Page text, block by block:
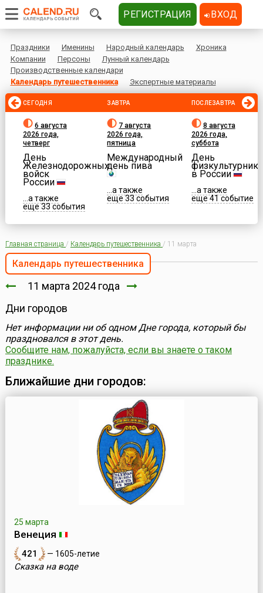
Праздники Именины Народный календарь
Хроника
Компании
Персоны
Лунный календарь
Производственные календари
Календарь путешественника
Экспертные материалы
СЕГОДНЯ
6 августа
2026 года,
четверг
День
Железнодорожных
войск
России
...а также
еще 33 события
ЗАВТРА
7 августа
2026 года,
пятница
Международный
день пива
...а также
еще 33 события
ПОСЛЕЗАВТРА
8 августа
2026 года,
суббота
День
физкультурника
в России
...а также
еще 41 событие
Главная страница / Календарь путешественника / 11 марта
Календарь путешественника
11 марта 2024 года
Дни городов
Нет информации ни об одном Дне города, который бы
праздновался в этот день.
Сообщите нам, пожалуйста, если вы знаете о таком
празднике.
Ближайшие дни городов:
25 марта
Венеция
421 — 1605-летие
Сказка на воде
РЕГИСТРАЦИЯ ВХОД